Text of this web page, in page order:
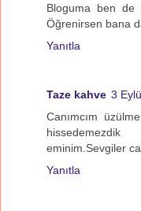
Bloguma ben de
Öğrenirsen bana
Yanıtla
Taze kahve 3
Canımcım
eminim.Sevgiler
Yanıtla